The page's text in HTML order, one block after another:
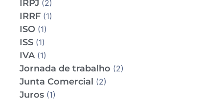
IRPJ (2)
IRRF (1)
ISO (1)
ISS (1)
IVA(1)
Jornada de trabalho (2)
Junta Comercial (2)
Juros (1)